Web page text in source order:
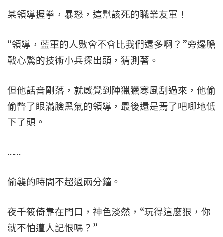
某領導握拳，暴怒，這幫該死的職業友軍！
“領導，藍軍的人數會不會比我們還多啊？”旁邊膽
戰心驚的技術小兵探出頭，猜測著。
但他話音剛落，就感覺到陣獵獵寒風刮過來，他偷
偷瞥了眼滿臉黑氣的領導，最後還是焉了吧唧地低
下了頭。
……
偷襲的時間不超過兩分鐘。
夜千筱倚靠在門口，神色淡然，“玩得這麼狠，你
就不怕遭人記恨嗎？”